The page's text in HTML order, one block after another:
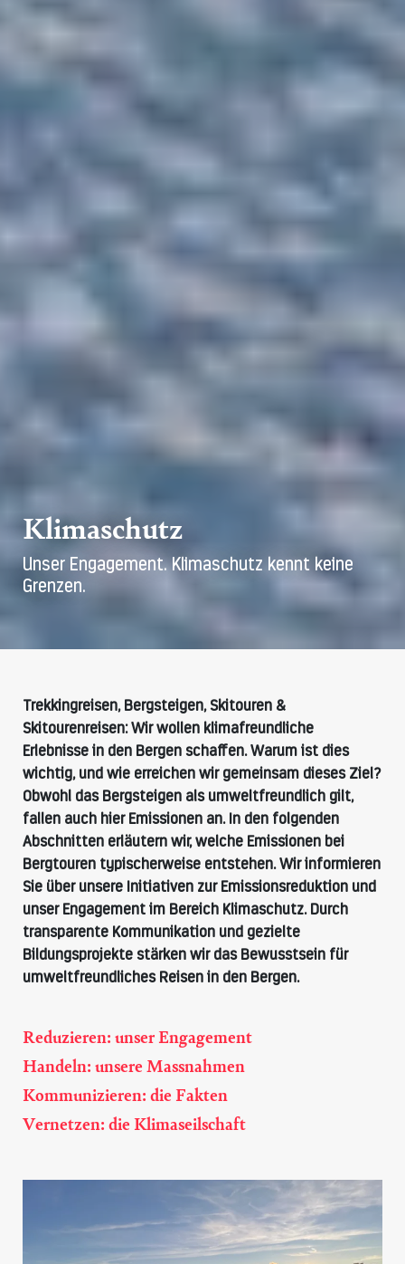
Klimaschutz
Unser Engagement. Klimaschutz kennt keine
Grenzen.
Trekkingreisen, Bergsteigen, Skitouren &
Skitourenreisen: Wir wollen klimafreundliche
Erlebnisse in den Bergen schaffen. Warum ist dies
wichtig, und wie erreichen wir gemeinsam dieses Ziel?
Obwohl das Bergsteigen als umweltfreundlich gilt,
fallen auch hier Emissionen an. In den folgenden
Abschnitten erläutern wir, welche Emissionen bei
Bergtouren typischerweise entstehen. Wir informieren
Sie über unsere Initiativen zur Emissionsreduktion und
unser Engagement im Bereich Klimaschutz. Durch
transparente Kommunikation und gezielte
Bildungsprojekte stärken wir das Bewusstsein für
umweltfreundliches Reisen in den Bergen.
Reduzieren: unser Engagement
Handeln: unsere Massnahmen
Kommunizieren: die Fakten
Vernetzen: die Klimaseilschaft